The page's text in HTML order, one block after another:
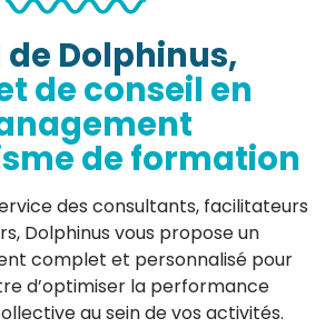
de Dolphinus,
de conseil en
de formation
des consultants, facilitateurs
Dolphinus vous propose un
complet et personnalisé pour
d’optimiser la performance
au sein de vos activités.